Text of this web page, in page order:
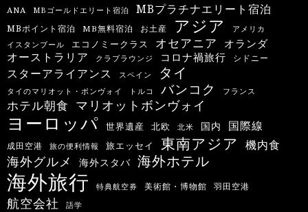
ANA MBゴールドエリート宿泊 MBプラチナエリート宿泊
MBポイント宿泊 MB無料宿泊 お土産 アジア アメリカ
イスタンブール エコノミークラス オセアニア オランダ
オーストラリア クラブラウンジ コロナ禍旅行 シドニー
スターアライアンス スペイン タイ
タイのマリオット・ボンヴォイ トルコ バンコク フランス
ホテル朝食 マリオットボンヴォイ
ヨーロッパ 世界遺産 北欧 北米 国内 国際線
成田空港 旅の便利情報 旅エッセイ 東南アジア 機内食
海外グルメ 海外スタバ 海外ホテル
海外旅行 特典航空券 美術館・博物館 羽田空港
航空会社 語学